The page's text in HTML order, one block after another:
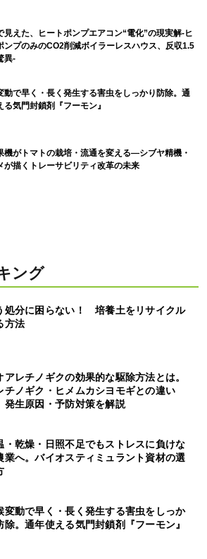
見えた、ヒートポンプエアコン“電化”の現実解-ヒ
ンプのみのCO2削減ボイラーレスハウス、反収1.5
異-
動で早く・長く発生する害虫をしっかり防除。通
る気門封鎖剤『フーモン』
機がトマトの栽培・流通を変える―シブヤ精機・
が描くトレーサビリティ改革の未来
ング
処分に困らない！ 培養土をリサイクル
方法
アレチノギクの効果的な駆除方法とは。
チノギク・ヒメムカシヨモギとの違い
発生原因・予防対策を解説
・乾燥・日照不足でもストレスに負けな
業へ。バイオスティミュラント資材の選
変動で早く・長く発生する害虫をしっか
除。通年使える気門封鎖剤『フーモン』